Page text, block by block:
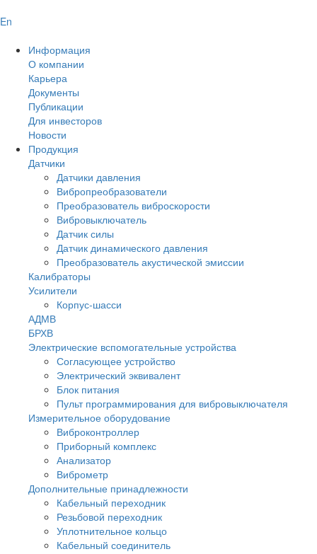
En
Информация
О компании
Карьера
Документы
Публикации
Для инвесторов
Новости
Продукция
Датчики
Датчики давления
Вибропреобразователи
Преобразователь виброскорости
Вибровыключатель
Датчик силы
Датчик динамического давления
Преобразователь акустической эмиссии
Калибраторы
Усилители
Корпус-шасси
АДМВ
БРХВ
Электрические вспомогательные устройства
Согласующее устройство
Электрический эквивалент
Блок питания
Пульт программирования для вибровыключателя
Измерительное оборудование
Виброконтроллер
Приборный комплекс
Анализатор
Виброметр
Дополнительные принадлежности
Кабельный переходник
Резьбовой переходник
Уплотнительное кольцо
Кабельный соединитель